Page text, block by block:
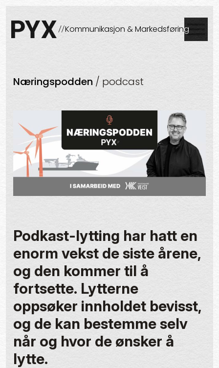
PYX
Lukke
Kommunikasjon & Markedsføring
Næringspodden / podcast
Podkast-lytting har hatt en
enorm vekst de siste årene,
og den kommer til å
fortsette. Lytterne
oppsøker innholdet bevisst,
og de kan bestemme selv
når og hvor de ønsker å
lytte.